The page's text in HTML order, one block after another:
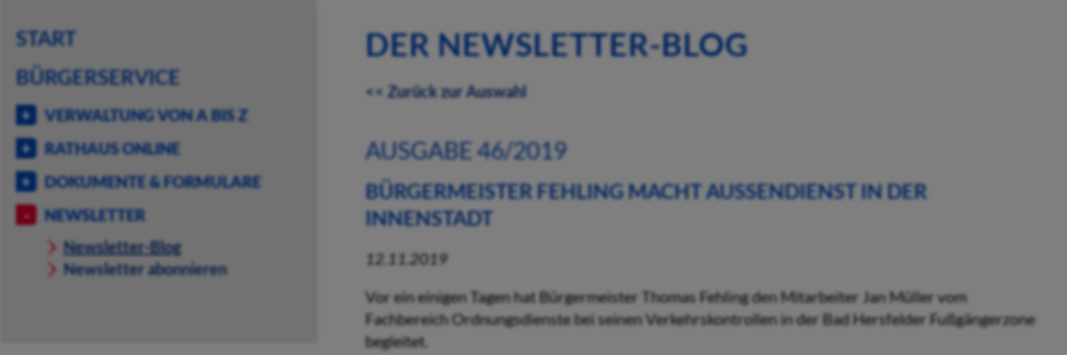
START
BÜRGERSERVICE
VERWALTUNG VON A BIS Z
RATHAUS ONLINE
DOKUMENTE & FORMULARE
NEWSLETTER
Newsletter-Blog
Newsletter abonnieren
DER NEWSLETTER-BLOG
<< Zurück zur Auswahl
AUSGABE 46/2019
BÜRGERMEISTER FEHLING MACHT AUSSENDIENST IN DER I
NNENSTADT
12.11.2019
Vor ein einigen Tagen hat Bürgermeister Thomas Fehling den Mitarbeiter Jan Müller vom
Fachbereich Ordnungsdienste bei seinen Verkehrskontrollen in der Bad Hersfelder Fußgängerzone
begleitet.